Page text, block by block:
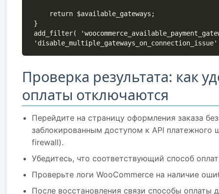
}
add_filter(
Проверка результата: как
оплаты отключаются
Перейдите на страницу оформления заказа
заблокированным доступом к API
firewall).
Убедитесь, что соответствующий способ
Проверьте логи WooCommerce на наличие
После восстановления связи способы оплаты